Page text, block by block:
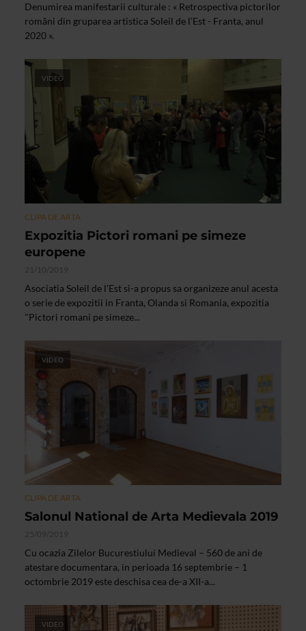
Denumirea manifestarii culturale : « Retrospectiva pictorilor
români din gruparea artistica Soleil de l’Est - Franta, anul
2020 ».
VIDEO
CLIPA DE ARTA
Expozitia Pictori romani pe simeze
europene
21/10/2019
Asociatia Soleil de l'Est si-a propus sa organizeze anul acesta
o serie de expozitii in Franta, Olanda si Romania, expozitia
"Pictori romani pe simeze...
VIDEO
CLIPA DE ARTA
Salonul National de Arta Medievala 2019
25/09/2019
Cu ocazia Zilelor Bucurestiului Medieval – 560 de ani de
atestare documentara, in perioada 16 septembrie – 1
octombrie 2019 este deschisa cea de-a XII-a...
VIDEO